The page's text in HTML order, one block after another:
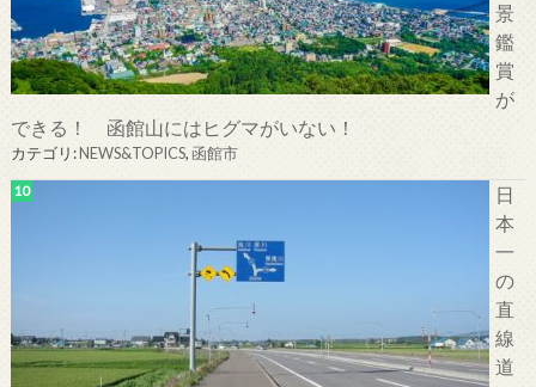
景
鑑
賞
が
できる！ 函館山にはヒグマがいない！
カテゴリ:NEWS&TOPICS,函館市
日
本
一
の
直
線
道